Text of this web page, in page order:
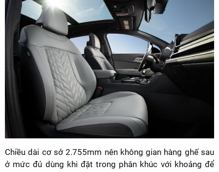
Chiều dài cơ sở 2.755mm nên không gian hàng ghế sau
ở mức đủ dùng khi đặt trong phân khúc với khoảng để